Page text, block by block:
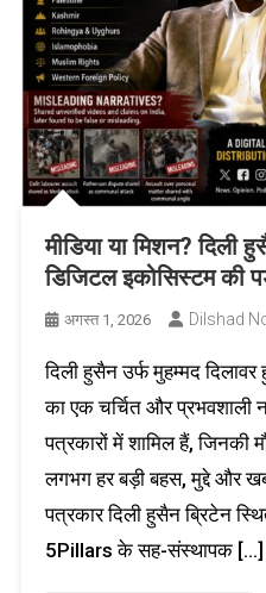
मीडिया या मिशन?
डिजिटल इकोसिस्टम की
अगस्त 1, 2026 Dilshad
दिली हुसैन उर्फ मुहम्मद
का एक चर्चित और प्रभवशाली
पत्रकारों में शामिल हैं, जिनकी
लगभग हर बड़ी बहस, मुद्दे और
पत्रकार दिली हुसैन ब्रिटेन
5Pillars के सह-संस्थापक […]